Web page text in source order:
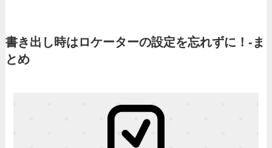
書き出し時はロケーターの設定を忘れずに！-ま
とめ